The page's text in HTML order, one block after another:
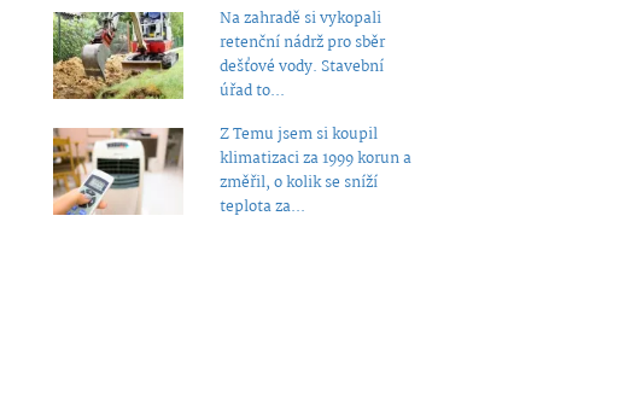
Na zahradě si vykopali
retenční nádrž pro sběr
dešťové vody. Stavební
úřad to...
Z Temu jsem si koupil
klimatizaci za 1999 korun a
změřil, o kolik se sníží
teplota za...